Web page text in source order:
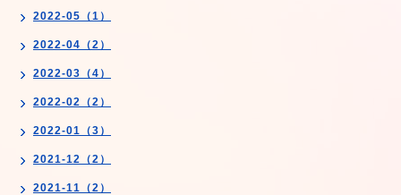
2022-05（1）
2022-04（2）
2022-03（4）
2022-02（2）
2022-01（3）
2021-12（2）
2021-11（2）